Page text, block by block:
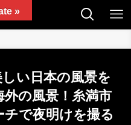
しい日本の風景を
の風景！糸満市
で夜明けを撮る
»